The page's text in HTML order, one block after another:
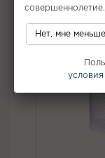
совершеннолетие.
Нет, мне меньше
условия